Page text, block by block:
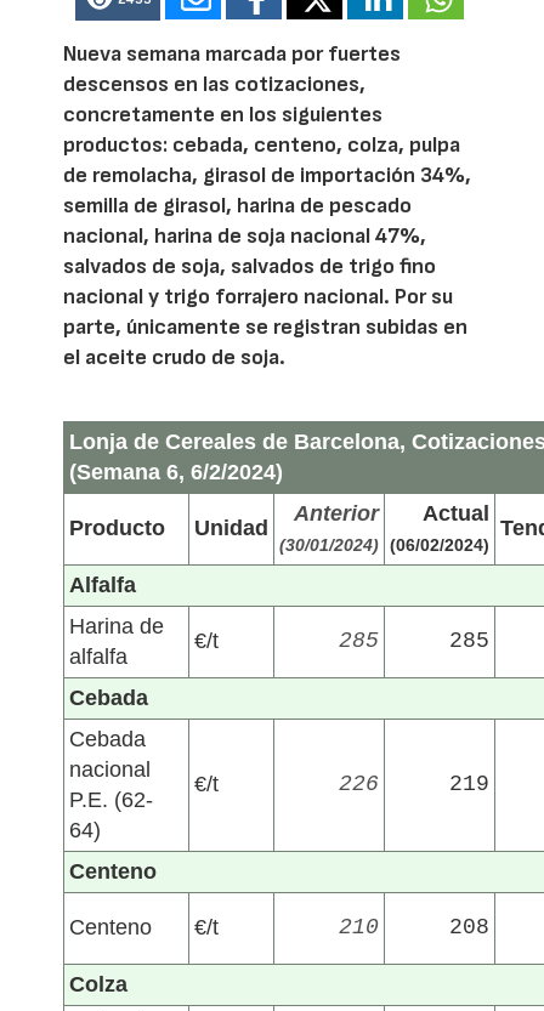
Nueva semana marcada por fuertes
descensos en las cotizaciones,
concretamente en los siguientes
productos: cebada, centeno, colza, pulpa
de remolacha, girasol de importación 34%,
semilla de girasol, harina de pescado
nacional, harina de soja nacional 47%,
salvados de soja, salvados de trigo fino
nacional y trigo forrajero nacional. Por su
parte, únicamente se registran subidas en
el aceite crudo de soja.
Lonja de Cereales de Barcelona,
(Semana 6, 6/2/2024)
Producto Unidad
Anterior
(30/01/2024)
Actual
(06/02/2024)
Alfalfa
Harina de
alfalfa
€/t 285 285
Cebada
Cebada
nacional
P.E. (62-
64)
€/t 226 219
Centeno
Centeno €/t 210 208
Colza